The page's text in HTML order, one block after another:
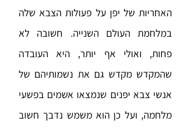
האחריות של יפן על פעולות הצבא שלה
במלחמת העולם השנייה. חשובה לא
פחות, ואולי אף יותר, היא העובדה
שהמקדש מקדש גם את נשמותיהם של
אנשי צבא יפנים שנמצאו אשמים בפשעי
מלחמה, ועל כן הוא משמש נדבך חשוב